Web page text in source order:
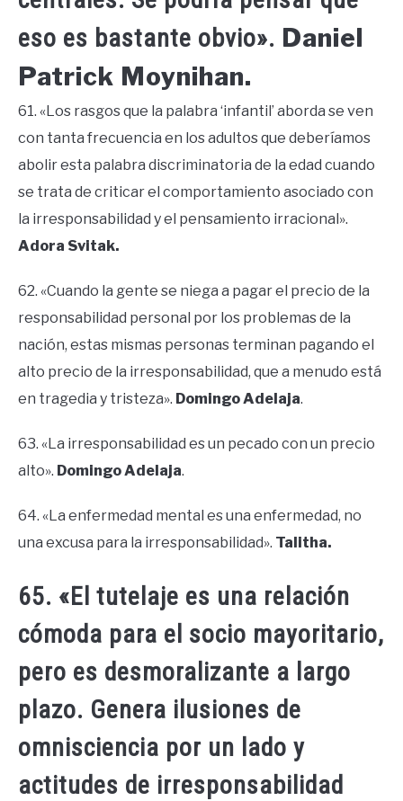
eso es bastante obvio». Daniel
Patrick Moynihan.
61. «Los rasgos que la palabra ‘infantil’ aborda se ven
con tanta frecuencia en los adultos que deberíamos
abolir esta palabra discriminatoria de la edad cuando
se trata de criticar el comportamiento asociado con
la irresponsabilidad y el pensamiento irracional».
Adora Svitak.
62. «Cuando la gente se niega a pagar el precio de la
responsabilidad personal por los problemas de la
nación, estas mismas personas terminan pagando el
alto precio de la irresponsabilidad, que a menudo está
en tragedia y tristeza». Domingo Adelaja.
63. «La irresponsabilidad es un pecado con un precio
alto». Domingo Adelaja.
64. «La enfermedad mental es una enfermedad, no
una excusa para la irresponsabilidad». Talitha.
65. «El tutelaje es una relación
cómoda para el socio mayoritario,
pero es desmoralizante a largo
plazo. Genera ilusiones de
omnisciencia por un lado y
actitudes de irresponsabilidad